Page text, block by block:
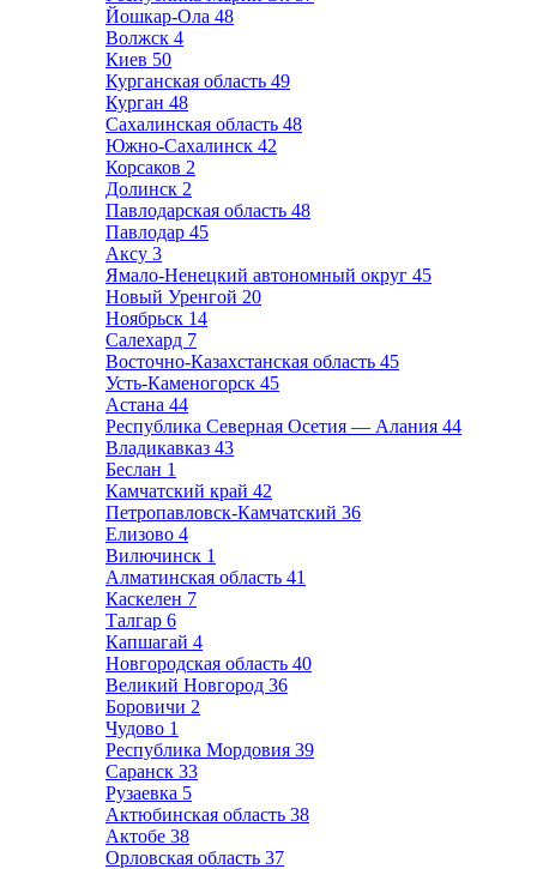
Йошкар-Ола 48
Волжск 4
Киев 50
Курганская область 49
Курган 48
Сахалинская область 48
Южно-Сахалинск 42
Корсаков 2
Долинск 2
Павлодарская область 48
Павлодар 45
Аксу 3
Ямало-Ненецкий автономный округ 45
Новый Уренгой 20
Ноябрьск 14
Салехард 7
Восточно-Казахстанская область 45
Усть-Каменогорск 45
Астана 44
Республика Северная Осетия — Алания 44
Владикавказ 43
Беслан 1
Камчатский край 42
Петропавловск-Камчатский 36
Елизово 4
Вилючинск 1
Алматинская область 41
Каскелен 7
Талгар 6
Капшагай 4
Новгородская область 40
Великий Новгород 36
Боровичи 2
Чудово 1
Республика Мордовия 39
Саранск 33
Рузаевка 5
Актюбинская область 38
Актобе 38
Орловская область 37